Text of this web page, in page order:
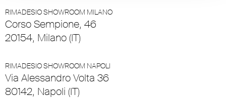
RIMADESIO SHOWROOM MILANO
Corso Sempione, 46
20154, Milano (IT)
RIMADESIO SHOWROOM NAPOLI
Via Alessandro Volta 36
80142, Napoli (IT)